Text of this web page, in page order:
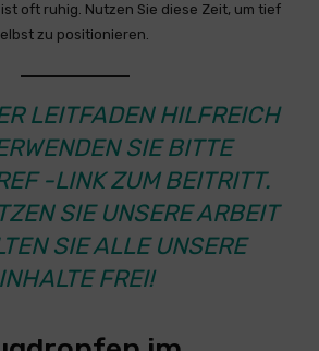
oft ruhig. Nutzen Sie diese Zeit, um tief
zu positionieren.
LEITFADEN HILFREICH
SIE BITTE
-LINK ZUM BEITRITT.
SIE UNSERE ARBEIT
SIE ALLE UNSERE
INHALTE FREI!